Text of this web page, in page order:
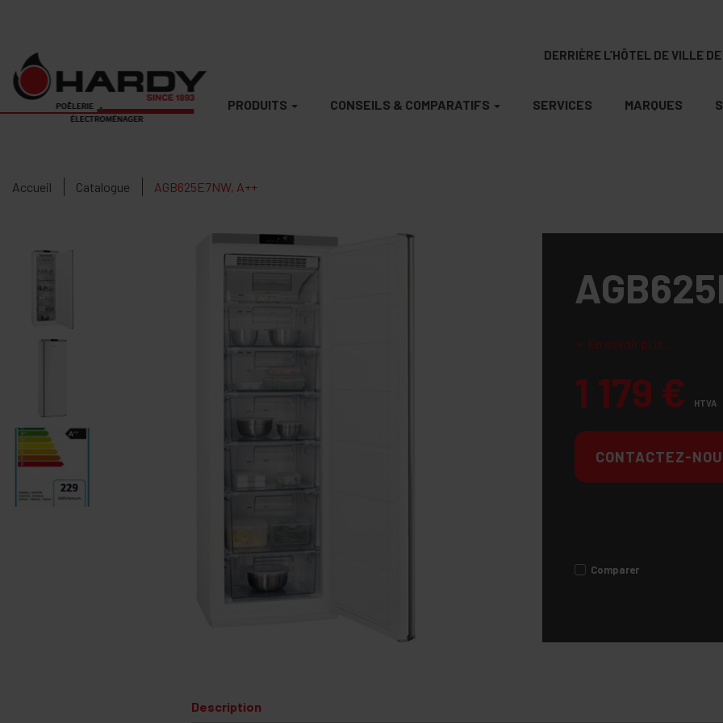
DERRIÈRE L’HÔTEL DE VILLE
PRODUITS CONSEILS & COMPARATIFS SERVICES MARQUES
Accueil Catalogue AGB625E7NW, A++
En savoir plus ...
1 179 € HTVA
CONTACTEZ-
Comparer
Description